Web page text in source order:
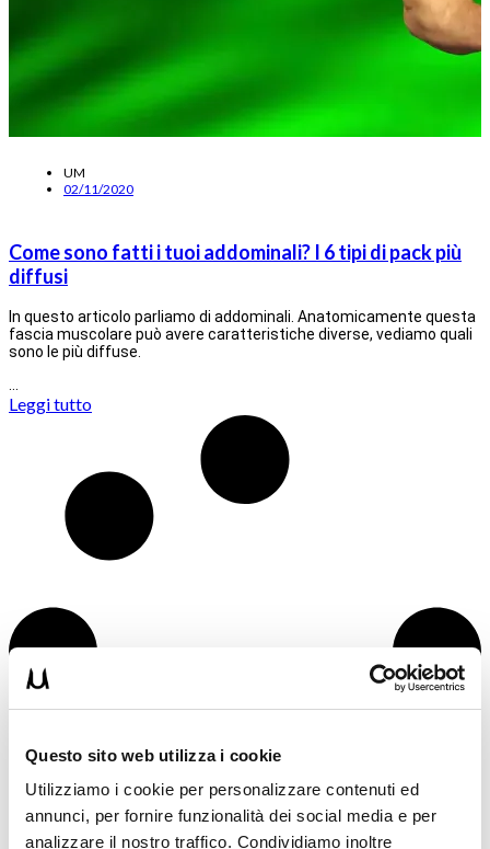
Questo sito web utilizza i cookie
Utilizziamo i cookie per personalizzare contenuti ed
annunci, per fornire funzionalità dei social media e per
analizzare il nostro traffico. Condividiamo inoltre
UM
02/11/2020
Come sono fatti i tuoi addominali? I 6 tipi di pack più
diffusi
In questo articolo parliamo di addominali. Anatomicamente questa
fascia muscolare può avere caratteristiche diverse, vediamo quali
sono le più diffuse.
Leggi tutto